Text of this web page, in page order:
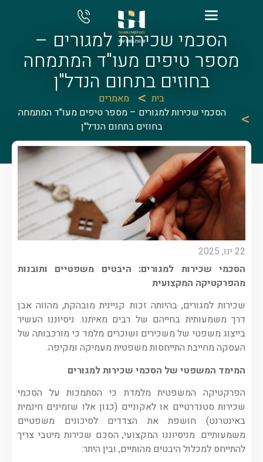
הסכמי שכירות למגורים –
מספר טיפים מעו"ד המתמחה
בחוזים בתחום הנדל"ן
בית
מאמרים
הסכמי שכירות למגורים – מספר טיפים מעו"ד המתמחה
בחוזים בתחום הנדל"ן
22 ינו, 2025
הסכמי שכירות למגורים: היבטים משפטיים ותובנות
מהפרקטיקה המקצועית
שכירות למגורים, בהיותה זכות קניינית מובהקת, מהווה אבן
דרך משמעותית בחייהם של רבים מאיתנו. ניסיוננו העשיר
בייצוג משפטי של משכירים ושוכרים מלמד כי מורכבותה של
העסקה מחייבת התייחסות משפטית מעמיקה ומקיפה.
המימד המשפטי של הסכמי שכירות למגורים
הפרקטיקה המשפטית מלמדת כי הסתמכות על הסכמי
שכירות סטנדרטיים או לאקוניים (כגון אלו שזמינים חינמית
באינטרנט) חושפת את הצדדים לסיכונים משפטיים
משמעותיים. מניסיוננו המקצועי, הסכם שכירות מיטבי צריך
להתייחס למכלול היבטים מהותיים, ובין היתר: